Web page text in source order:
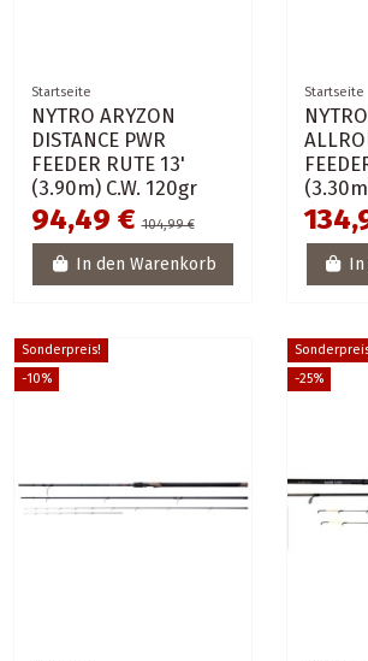
Startseite
NYTRO ARYZON
DISTANCE PWR
FEEDER RUTE 13'
(3.90m) C.W. 120gr
94,49 €104,99 €
In den Warenkorb
Startseite
In
Sonderpreis!
-10%
-25%